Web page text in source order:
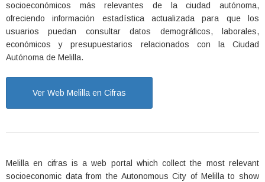
socioeconómicos más relevantes de la ciudad autónoma,
ofreciendo información estadística actualizada para que los
usuarios puedan consultar datos demográficos, laborales,
económicos y presupuestarios relacionados con la Ciudad
Autónoma de Melilla.
Ver Web Melilla en Cifras
Melilla en cifras is a web portal which collect the most relevant
socioeconomic data from the Autonomous City of Melilla to show